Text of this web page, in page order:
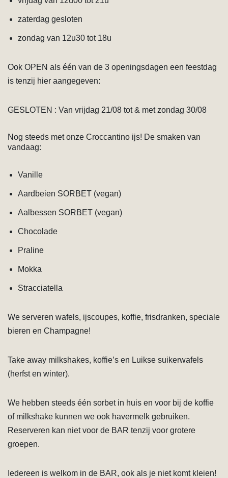
zaterdag gesloten
zondag van 12u30 tot 18u
Ook OPEN als één van de 3 openingsdagen een feestdag
is tenzij hier aangegeven:
GESLOTEN : Van vrijdag 21/08 tot & met zondag 30/08
Nog steeds met onze Croccantino ijs! De smaken van
vandaag:
Vanille
Aardbeien SORBET (vegan)
Aalbessen SORBET (vegan)
Chocolade
Praline
Mokka
Stracciatella
We serveren wafels, ijscoupes, koffie, frisdranken, speciale
bieren en Champagne!
Take away milkshakes, koffie’s en Luikse suikerwafels
(herfst en winter).
We hebben steeds één sorbet in huis en voor bij de koffie
of milkshake kunnen we ook havermelk gebruiken.
Reserveren kan niet voor de BAR tenzij voor grotere
groepen.
Iedereen is welkom in de BAR, ook als je niet komt kleien!